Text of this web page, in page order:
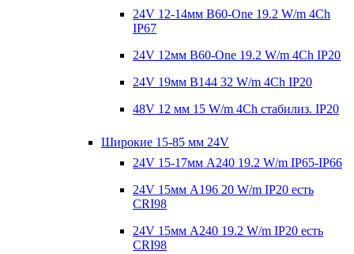
24V 12-14мм B60-One 19.2 W/m 4Ch
IP67
24V 12мм B60-One 19.2 W/m 4Ch IP20
24V 19мм B144 32 W/m 4Ch IP20
48V 12 мм 15 W/m 4Ch стабилиз. IP20
Широкие 15-85 мм 24V
24V 15-17мм A240 19.2 W/m IP65-IP66
24V 15мм A196 20 W/m IP20 есть
CRI98
24V 15мм A240 19.2 W/m IP20 есть
CRI98